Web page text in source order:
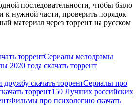
последовательности, чтобы было
к нужной части, проверить порядок
материал через торрент на русском
торрентСериалы мелодрамы
2020 года скачать торрент
скачать торрентСериалы про
торрент150 Лучших российских
Фильмы про психологию скачать